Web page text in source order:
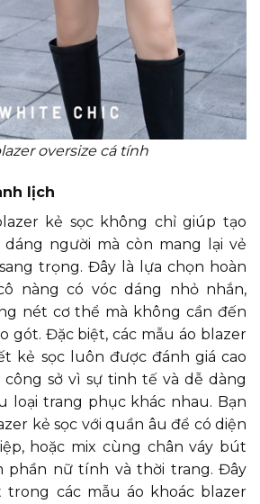
oversize cá tính
lịch
kẻ sọc không chỉ giúp tạo
người mà còn mang lại vẻ
trọng. Đây là lựa chọn hoàn
nàng có vóc dáng nhỏ nhắn,
nét cơ thể mà không cần đến
gót. Đặc biệt, các mẫu áo blazer
kẻ sọc luôn được đánh giá cao
sở vì sự tinh tế và dễ dàng
loại trang phục khác nhau. Bạn
kẻ sọc với quần âu để có diện
hoặc mix cùng chân váy bút
phần nữ tính và thời trang. Đây
trong các mẫu áo khoác blazer